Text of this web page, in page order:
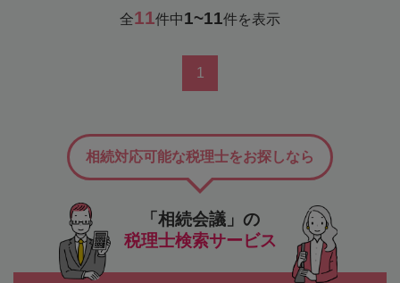
全11件中1~11件を表示
1
「相続会議」の
税理士検索サービス
相続対応可能な税理士をお探しなら